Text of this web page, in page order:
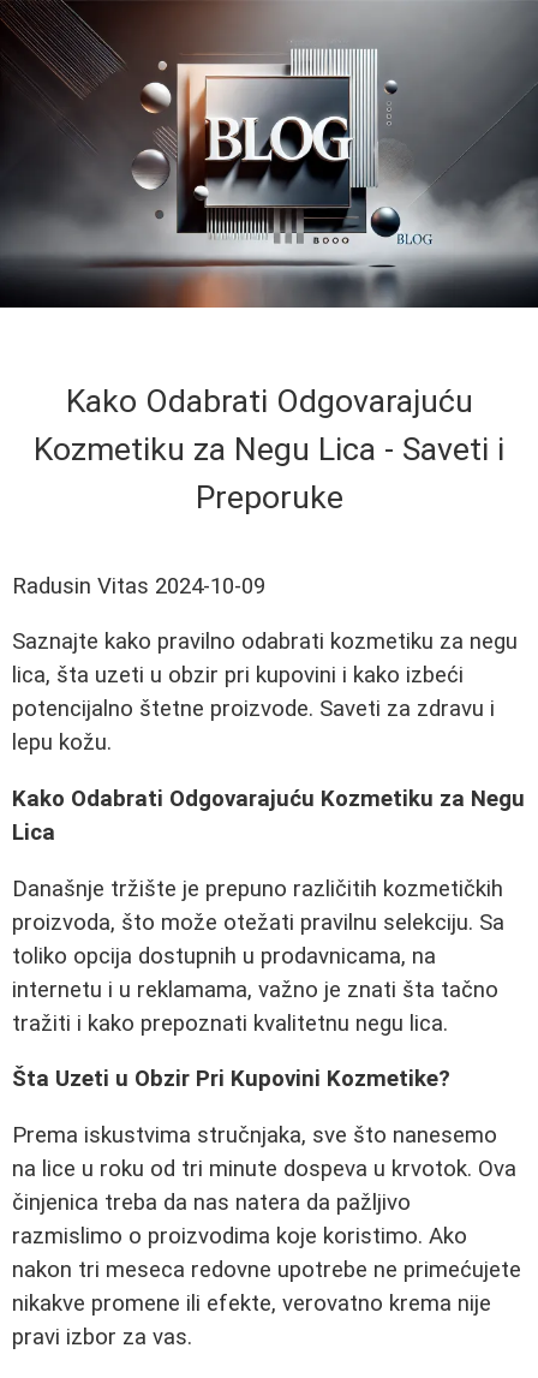
Kako Odabrati Odgovarajuću
Kozmetiku za Negu Lica - Saveti i
Preporuke
Radusin Vitas 2024-10-09
Saznajte kako pravilno odabrati kozmetiku za negu
lica, šta uzeti u obzir pri kupovini i kako izbeći
potencijalno štetne proizvode. Saveti za zdravu i
lepu kožu.
Kako Odabrati Odgovarajuću Kozmetiku za Negu
Lica
Današnje tržište je prepuno različitih kozmetičkih
proizvoda, što može otežati pravilnu selekciju. Sa
toliko opcija dostupnih u prodavnicama, na
internetu i u reklamama, važno je znati šta tačno
tražiti i kako prepoznati kvalitetnu negu lica.
Šta Uzeti u Obzir Pri Kupovini Kozmetike?
Prema iskustvima stručnjaka, sve što nanesemo
na lice u roku od tri minute dospeva u krvotok. Ova
činjenica treba da nas natera da pažljivo
razmislimo o proizvodima koje koristimo. Ako
nakon tri meseca redovne upotrebe ne primećujete
nikakve promene ili efekte, verovatno krema nije
pravi izbor za vas.